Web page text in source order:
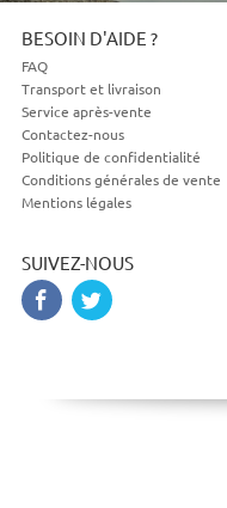
BESOIN D'AIDE ?
FAQ
Transport et livraison
Service après-vente
Contactez-nous
Politique de confidentialité
Conditions générales de vente
Mentions légales
SUIVEZ-NOUS